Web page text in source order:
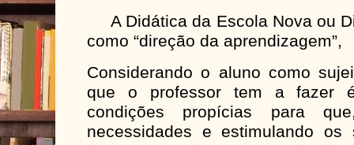
A Didática da Escola Nova ou
como “direção da aprendizagem”,
Considerando o aluno como
que o professor tem a fazer
condições propícias para
necessidades e estimulando os